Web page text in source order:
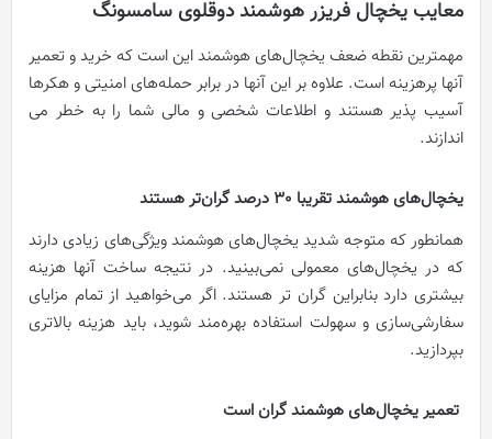
معایب یخچال فریزر هوشمند دوقلوی سامسونگ
مهمترین نقطه ضعف یخچال‌های هوشمند این است که خرید و تعمیر
آنها پرهزینه است. علاوه بر این آنها در برابر حمله‌های امنیتی و هکرها
آسیب پذیر هستند و اطلاعات شخصی و مالی شما را به خطر می
اندازند.
یخچال‌های هوشمند تقریبا 30 درصد گران‌تر هستند
همانطور که متوجه شدید یخچال‌های هوشمند ویژگی‌های زیادی دارند
که در یخچال‌های معمولی نمی‌بینید. در نتیجه ساخت آنها هزینه
بیشتری دارد بنابراین گران تر هستند. اگر می‌خواهید از تمام مزایای
سفارشی‌سازی و سهولت استفاده بهره‌مند شوید، باید هزینه بالاتری
بپردازید.
تعمیر یخچال‌های هوشمند گران است